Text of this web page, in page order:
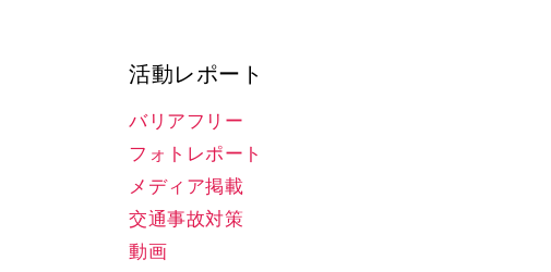
活動レポート
バリアフリー
フォトレポート
メディア掲載
交通事故対策
動画